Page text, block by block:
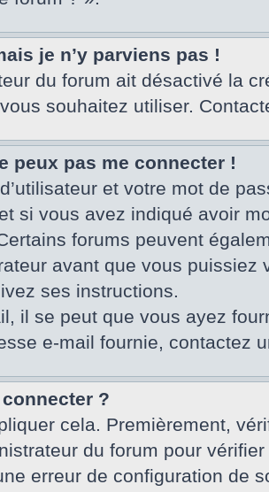
je n’y parviens pas !
du forum ait désactivé la
souhaitez utiliser.
peux pas me connecter !
et votre mot de
si vous avez indiqué avoir
forums peuvent
avant que vous
ses instructions.
il se peut que vous ayez
e-mail fournie, contactez
?
cela. Premièrement,
du forum pour
erreur de configuration de